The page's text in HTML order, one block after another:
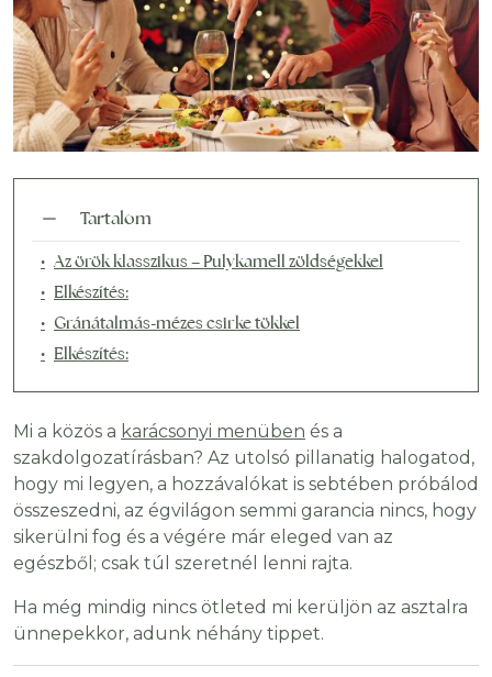
Tartalom
Az örök klasszikus – Pulykamell zöldségekkel
Elkészítés:
Gránátalmás-mézes csirke tökkel
Elkészítés:
Mi a közös a karácsonyi menüben és a
szakdolgozatírásban? Az utolsó pillanatig halogatod,
hogy mi legyen, a hozzávalókat is sebtében próbálod
összeszedni, az égvilágon semmi garancia nincs, hogy
sikerülni fog és a végére már eleged van az
egészből; csak túl szeretnél lenni rajta.
Ha még mindig nincs ötleted mi kerüljön az asztalra
ünnepekkor, adunk néhány tippet.